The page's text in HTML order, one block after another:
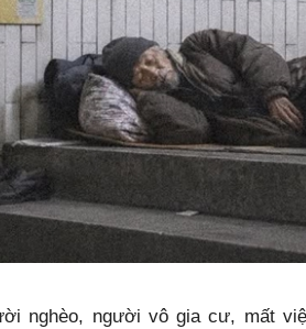
nghèo, người vô gia cư, mất